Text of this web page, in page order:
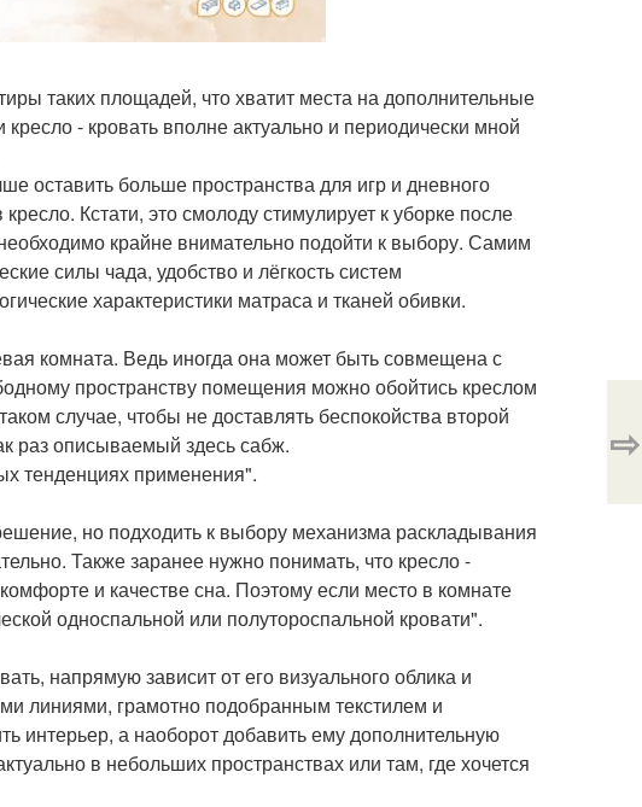
таких площадей, что хватит места на дополнительные
- кровать вполне актуально и периодически мной
оставить больше пространства для игр и дневного
Кстати, это смолоду стимулирует к уборке после
крайне внимательно подойти к выбору. Самим
силы чада, удобство и лёгкость систем
характеристики матраса и тканей обивки.
комната. Ведь иногда она может быть совмещена с
пространству помещения можно обойтись креслом
случае, чтобы не доставлять беспокойства второй
раз описываемый здесь сабж.
тенденциях применения".
но подходить к выбору механизма раскладывания
Также заранее нужно понимать, что кресло -
и качестве сна. Поэтому если место в комнате
односпальной или полутороспальной кровати".
напрямую зависит от его визуального облика и
линиями, грамотно подобранным текстилем и
интерьер, а наоборот добавить ему дополнительную
в небольших пространствах или там, где хочется
⇨